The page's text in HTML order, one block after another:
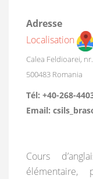
Adresse
Localisation
Calea Feldioarei,
500483 Romania
Tél: +40-268-
Email:
Cours
élémentaire,